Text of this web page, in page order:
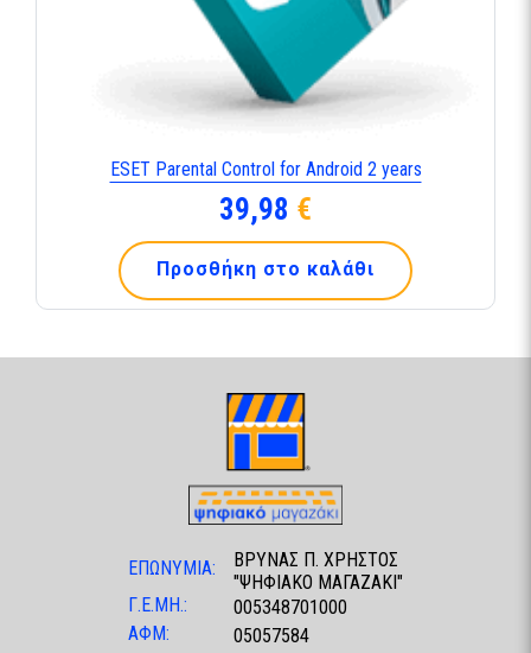
ESET Parental Control for Android 2 years
39,98 €
Προσθήκη στο καλάθι
ΕΠΩΝΥΜΙΑ:
ΒΡΥΝΑΣ Π. ΧΡΗΣΤΟΣ
"ΨΗΦΙΑΚΟ ΜΑΓΑΖΑΚΙ"
Γ.Ε.ΜΗ.:
005348701000
ΑΦΜ:
05057584